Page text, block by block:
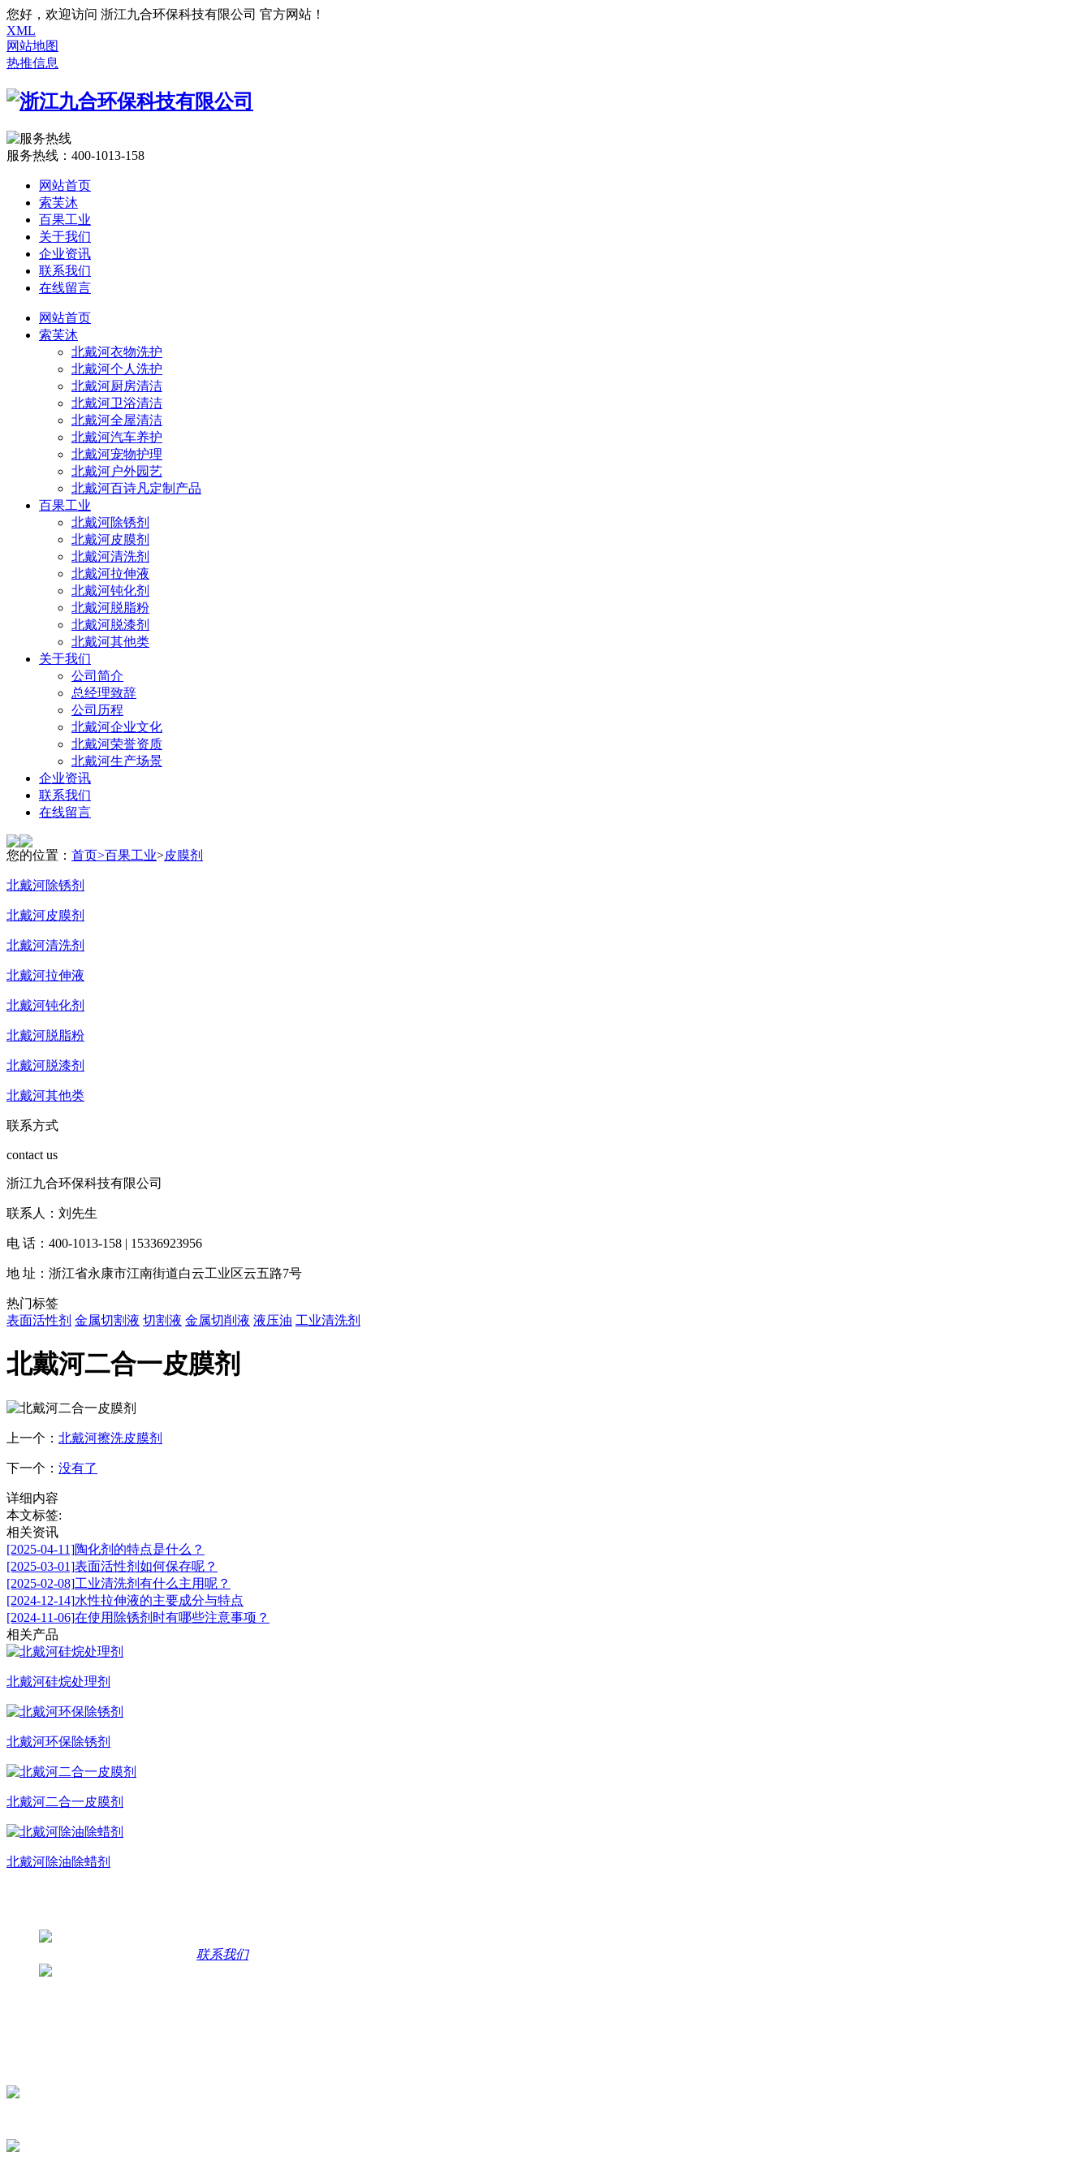
您好，欢迎访问 浙江九合环保科技有限公司 官方网站！
XML
网站地图
热推信息
服务热线： 400-1013-158
网站首页
索芙沐
百果工业
关于我们
企业资讯
联系我们
在线留言
网站首页
索芙沐
北戴河衣物洗护
北戴河个人洗护
北戴河厨房清洁
北戴河卫浴清洁
北戴河全屋清洁
北戴河汽车养护
北戴河宠物护理
北戴河户外园艺
北戴河百诗凡定制产品
百果工业
北戴河除锈剂
北戴河皮膜剂
北戴河清洗剂
北戴河拉伸液
北戴河钝化剂
北戴河脱脂粉
北戴河脱漆剂
北戴河其他类
关于我们
公司简介
总经理致辞
公司历程
北戴河企业文化
北戴河荣誉资质
北戴河生产场景
企业资讯
联系我们
在线留言
您的位置： 首页>百果工业>皮膜剂
北戴河除锈剂
北戴河皮膜剂
北戴河清洗剂
北戴河拉伸液
北戴河钝化剂
北戴河脱脂粉
北戴河脱漆剂
北戴河其他类
联系方式
contact us
浙江九合环保科技有限公司
联系人：刘先生
电 话：400-1013-158 | 15336923956
地 址：浙江省永康市江南街道白云工业区云五路7号
热门标签
表面活性剂 金属切割液 切割液 金属切削液 液压油 工业清洗剂
北戴河二合一皮膜剂
上一个： 北戴河擦洗皮膜剂
下一个： 没有了
详细内容
本文标签:
相关资讯
[2025-04-11]陶化剂的特点是什么？
[2025-03-01]表面活性剂如何保存呢？
[2025-02-08]工业清洗剂有什么主用呢？
[2024-12-14]水性拉伸液的主要成分与特点
[2024-11-06]在使用除锈剂时有哪些注意事项？
相关产品
北戴河硅烷处理剂
北戴河环保除锈剂
北戴河二合一皮膜剂
北戴河除油除蜡剂
联系我们